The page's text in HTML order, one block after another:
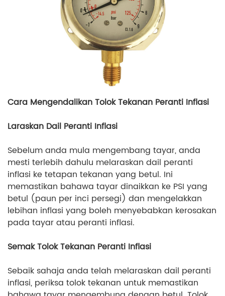
Cara Mengendalikan Tolok Tekanan Peranti Inflasi
Laraskan Dail Peranti Inflasi
Sebelum anda mula mengembang tayar, anda
mesti terlebih dahulu melaraskan dail peranti
inflasi ke tetapan tekanan yang betul. Ini
memastikan bahawa tayar dinaikkan ke PSI yang
betul (paun per inci persegi) dan mengelakkan
lebihan inflasi yang boleh menyebabkan kerosakan
pada tayar atau peranti inflasi.
Semak Tolok Tekanan Peranti Inflasi
Sebaik sahaja anda telah melaraskan dail peranti
inflasi, periksa tolok tekanan untuk memastikan